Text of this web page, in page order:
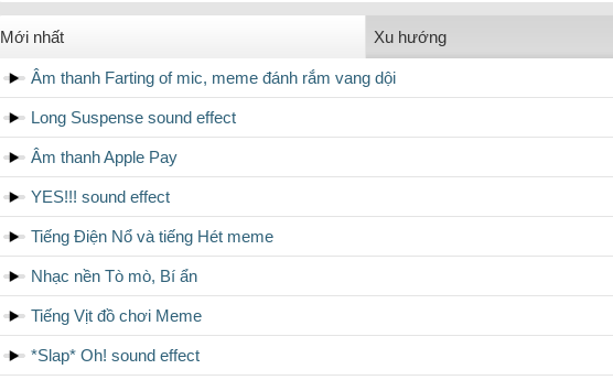
Mới nhất Xu hướng
Âm thanh Farting of mic, meme đánh rắm vang dội
Long Suspense sound effect
Âm thanh Apple Pay
YES!!! sound effect
Tiếng Điện Nổ và tiếng Hét meme
Nhạc nền Tò mò, Bí ẩn
Tiếng Vịt đồ chơi Meme
*Slap* Oh! sound effect